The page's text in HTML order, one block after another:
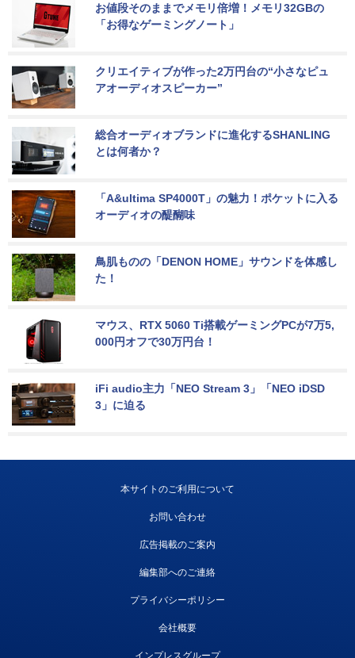
お値段そのままでメモリ倍増！メモリ32GBの
「お得なゲーミングノート」
クリエイティブが作った2万円台の“小さなピュ
アオーディオスピーカー”
総合オーディオブランドに進化するSHANLING
とは何者か？
「A&ultima SP4000T」の魅力！ポケットに入る
オーディオの醍醐味
鳥肌ものの「DENON HOME」サウンドを体感し
た！
マウス、RTX 5060 Ti搭載ゲーミングPCが7万5,
000円オフで30万円台！
iFi audio主力「NEO Stream 3」「NEO iDSD
3」に迫る
本サイトのご利用について
お問い合わせ
広告掲載のご案内
編集部へのご連絡
プライバシーポリシー
会社概要
インプレスグループ